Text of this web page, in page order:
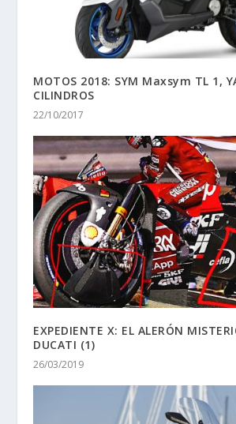
MOTOS 2018: SYM Maxsym TL 1,
CILINDROS
22/10/2017
EXPEDIENTE X: EL ALERÓN
DUCATI (1)
26/03/2019